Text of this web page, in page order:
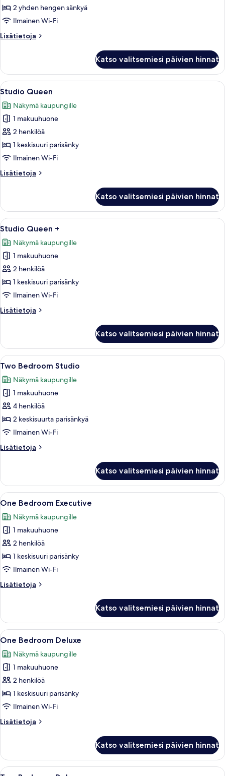
2 yhden hengen sänkyä
Ilmainen Wi-Fi
Lisätietoja
Lisätietoja
Katso valitsemiesi päivien hinnat
Avaa
kaikki
huonetyypin
Studio
Queen
kuvat
Moderni hotellihuone, jossa on
5
Studio Queen
Näkymä kaupungille
1 makuuhuone
2 henkilöä
1 keskisuuri parisänky
Ilmainen Wi-Fi
Lisätietoja
Lisätietoja
Katso valitsemiesi päivien hinnat
Avaa
kaikki
huonetyypin
Studio
Queen
+
kuvat
Moderni hotellihuone, jossa on suuri
5
Studio Queen +
Näkymä kaupungille
1 makuuhuone
2 henkilöä
1 keskisuuri parisänky
Ilmainen Wi-Fi
Lisätietoja
Lisätietoja
+
Katso valitsemiesi päivien hinnat
Avaa
kaikki
huonetyypin
Two
Bedroom
Studio
kuvat
Moderni hotellihuone, jossa on
3
Two Bedroom Studio
Näkymä kaupungille
1 makuuhuone
4 henkilöä
2 keskisuurta parisänkyä
Ilmainen Wi-Fi
Lisätietoja
Lisätietoja
Studio
Katso valitsemiesi päivien hinnat
Avaa
kaikki
huonetyypin
One
Bedroom
Executive
kuvat
Hotellihuone, jossa on suuri sänky,
4
One Bedroom Executive
Näkymä kaupungille
1 makuuhuone
2 henkilöä
1 keskisuuri parisänky
Ilmainen Wi-Fi
Lisätietoja
Lisätietoja
Executive
Katso valitsemiesi päivien hinnat
Avaa
kaikki
huonetyypin
One
Bedroom
Deluxe
kuvat
Hotellihuone, jossa on sänky,
4
One Bedroom Deluxe
Näkymä kaupungille
1 makuuhuone
2 henkilöä
1 keskisuuri parisänky
Ilmainen Wi-Fi
Lisätietoja
Lisätietoja
Deluxe
Katso valitsemiesi päivien hinnat
Avaa Moderni hotellihuone, jossa on